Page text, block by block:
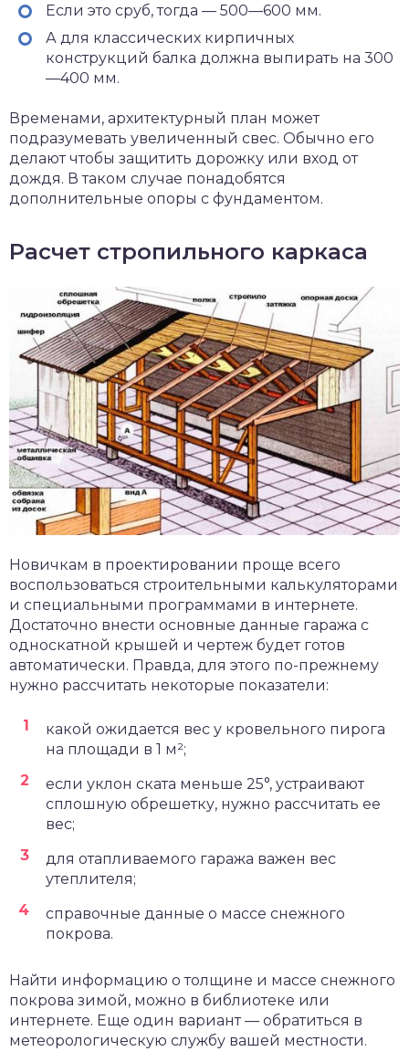
Если это сруб, тогда — 500—600 мм.
А для классических кирпичных
конструкций балка должна выпирать на 300
—400 мм.
Временами, архитектурный план может
подразумевать увеличенный свес. Обычно его
делают чтобы защитить дорожку или вход от
дождя. В таком случае понадобятся
дополнительные опоры с фундаментом.
Расчет стропильного каркаса
Новичкам в проектировании проще всего
воспользоваться строительными калькуляторами
и специальными программами в интернете.
Достаточно внести основные данные гаража с
односкатной крышей и чертеж будет готов
автоматически. Правда, для этого по-прежнему
нужно рассчитать некоторые показатели:
какой ожидается вес у кровельного пирога
на площади в 1 м²;
если уклон ската меньше 25°, устраивают
сплошную обрешетку, нужно рассчитать ее
вес;
для отапливаемого гаража важен вес
утеплителя;
справочные данные о массе снежного
покрова.
Найти информацию о толщине и массе снежного
покрова зимой, можно в библиотеке или
интернете. Еще один вариант — обратиться в
метеорологическую службу вашей местности.